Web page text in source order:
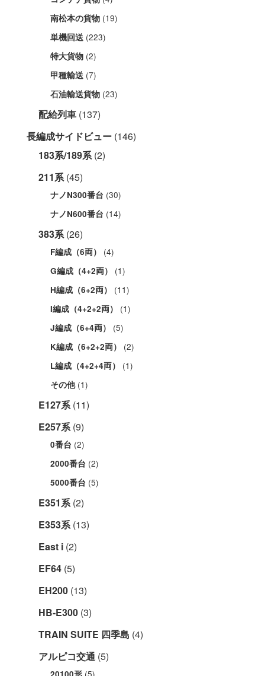
南松本の貨物 (19)
単機回送 (223)
特大貨物 (2)
甲種輸送 (7)
石油輸送貨物 (23)
配給列車 (137)
長編成サイドビュー (146)
183系/189系(2)
211系(45)
ナノN300番台 (30)
ナノN600番台 (14)
383系(26)
F編成（6両） (4)
G編成（4+2両） (1)
H編成（6+2両） (11)
I編成（4+2+2両） (1)
J編成（6+4両） (5)
K編成（6+2+2両） (2)
L編成（4+2+4両） (1)
その他(1)
E127系(11)
E257系(9)
0番台 (2)
2000番台 (2)
5000番台 (5)
E351系(2)
E353系(13)
East i (2)
EF64 (5)
EH200 (13)
HB-E300 (3)
TRAIN SUITE 四季島 (4)
アルピコ交通 (5)
(5)